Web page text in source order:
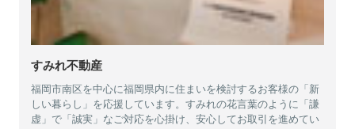
すみれ不動産
福岡市南区を中心に福岡県内に住まいを検討するお客様の「新
しい暮らし」を応援しています。すみれの花言葉のように「謙
虚」で「誠実」なご対応を心掛け、安心してお取引を進めてい